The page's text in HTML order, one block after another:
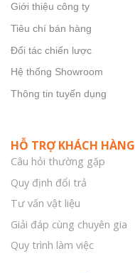
Giới thiệu công ty
Tiêu chí bán hàng
Đối tác chiến lược
Hệ thống Showroom
Thông tin tuyển dụng
HỖ TRỢ KHÁCH HÀNG
Câu hỏi thường gặp
Quy định đổi trả
Tư vấn vật liệu
Giải đáp cùng chuyên gia
Quy trình làm việc